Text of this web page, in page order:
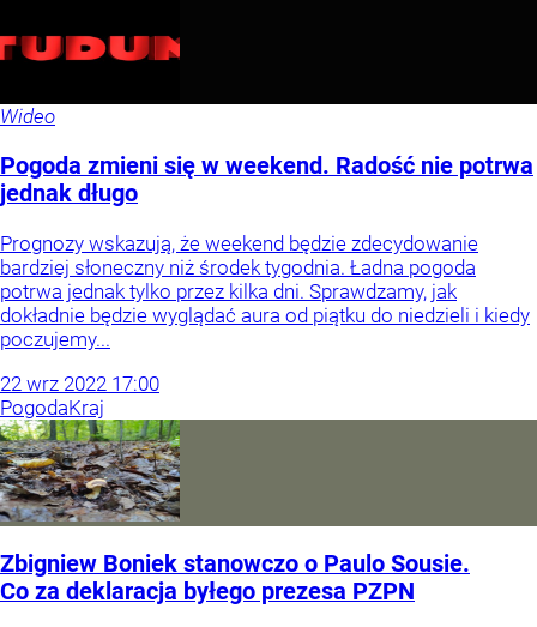
Wideo
Pogoda zmieni się w weekend. Radość nie potrwa
jednak długo
Prognozy wskazują, że weekend będzie zdecydowanie
bardziej słoneczny niż środek tygodnia. Ładna pogoda
potrwa jednak tylko przez kilka dni. Sprawdzamy, jak
dokładnie będzie wyglądać aura od piątku do niedzieli i kiedy
poczujemy...
22 wrz 2022 17:00
PogodaKraj
Zbigniew Boniek stanowczo o Paulo Sousie.
Co za deklaracja byłego prezesa PZPN